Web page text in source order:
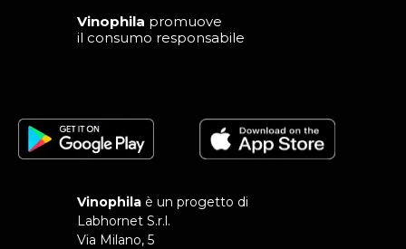
Vinophila promuove
il consumo responsabile
Vinophila è un progetto di
Labhornet S.r.l.
Via Milano, 5